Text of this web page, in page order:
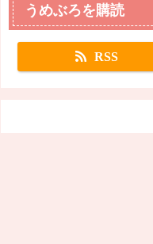
うめぶろを購読
RSS